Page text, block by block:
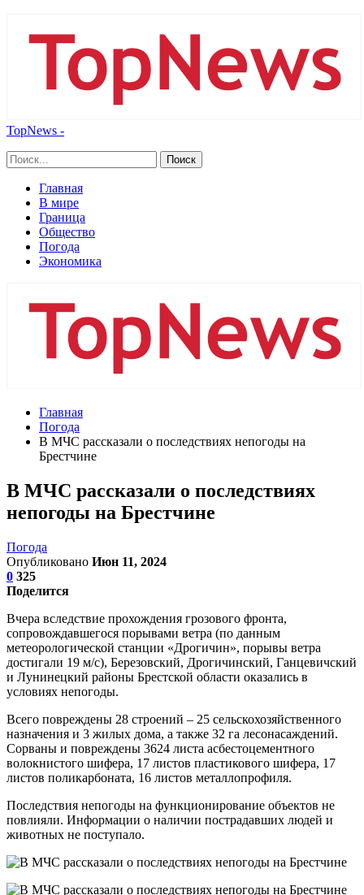
TopNews -
Главная
В мире
Граница
Общество
Погода
Экономика
Главная
Погода
В МЧС рассказали о последствиях непогоды на
Брестчине
В МЧС рассказали о последствиях
непогоды на Брестчине
Погода
Опубликовано Июн 11, 2024
0 325
Поделится
Вчера вследствие прохождения грозового фронта,
сопровождавшегося порывами ветра (по данным
метеорологической станции «Дрогичин», порывы ветра
достигали 19 м/с), Березовский, Дрогичинский, Ганцевичский
и Лунинецкий районы Брестской области оказались в
условиях непогоды.
Всего повреждены 28 строений – 25 сельскохозяйственного
назначения и 3 жилых дома, а также 32 га лесонасаждений.
Сорваны и повреждены 3624 листа асбестоцементного
волокнистого шифера, 17 листов пластикового шифера, 17
листов поликарбоната, 16 листов металлопрофиля.
Последствия непогоды на функционирование объектов не
повлияли. Информации о наличии пострадавших людей и
животных не поступало.